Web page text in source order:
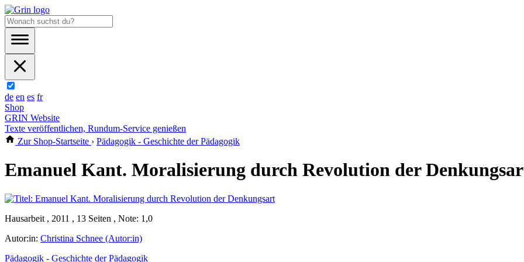
de en es fr
Shop
GRIN Website
Texte veröffentlichen, Rundum-Service genießen
Zur Shop-Startseite › Pädagogik - Geschichte der Pädagogik
Emanuel Kant. Moralisierung durch Revolution der
Hausarbeit , 2011 , 13 Seiten , Note: 1,0
Autor:in: Christina Schnee (Autor:in)
Pädagogik - Geschichte der Pädagogik